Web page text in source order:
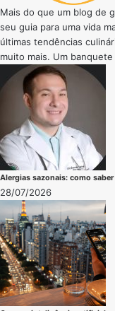
Mais do que um blog de
seu guia para uma vida
últimas tendências
muito mais. Um
Alergias sazonais: como
28/07/2026